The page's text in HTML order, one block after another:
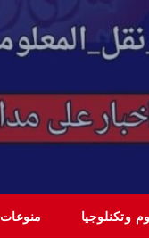
وتكنلوجيا منوعات